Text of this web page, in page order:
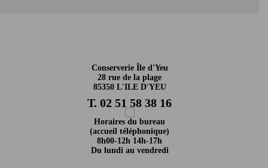
Conserverie Île d'Yeu
28 rue de la plage
85350 L'ILE D'YEU
T. 02 51 58 38 16
Horaires du bureau
(accueil téléphonique)
8h00-12h 14h-17h
Du lundi au vendredi